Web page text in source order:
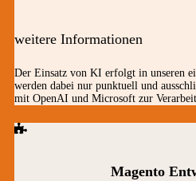
weitere Informationen
Der Einsatz von KI erfolgt in unseren
werden dabei nur punktuell und
mit OpenAI und Microsoft zur
Magento